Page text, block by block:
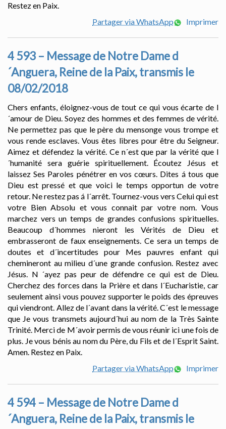
Restez en Paix.
Partager via WhatsApp
Imprimer
4 593 – Message de Notre Dame d
´Anguera, Reine de la Paix, transmis le
08/02/2018
Chers enfants, éloignez-vous de tout ce qui vous écarte de l
´amour de Dieu. Soyez des hommes et des femmes de vérité.
Ne permettez pas que le père du mensonge vous trompe et
vous rende esclaves. Vous êtes libres pour être du Seigneur.
Aimez et défendez la vérité. Ce n´est que par la vérité que l
´humanité sera guérie spirituellement. Écoutez Jésus et
laissez Ses Paroles pénétrer en vos cœurs. Dites á tous que
Dieu est pressé et que voici le temps opportun de votre
retour. Ne restez pas á l´arrêt. Tournez-vous vers Celui qui est
votre Bien Absolu et vous connait par votre nom. Vous
marchez vers un temps de grandes confusions spirituelles.
Beaucoup d´hommes nieront les Vérités de Dieu et
embrasseront de faux enseignements. Ce sera un temps de
doutes et d´incertitudes pour Mes pauvres enfant qui
chemineront au milieu d´une grande confusion. Restez avec
Jésus. N ´ayez pas peur de défendre ce qui est de Dieu.
Cherchez des forces dans la Prière et dans l´Eucharistie, car
seulement ainsi vous pouvez supporter le poids des épreuves
qui viendront. Allez de l´avant dans la vérité. C´est le message
que Je vous transmets aujourd´hui au nom de la Très Sainte
Trinité. Merci de M´avoir permis de vous réunir ici une fois de
plus. Je vous bénis au nom du Père, du Fils et de l´Esprit Saint.
Amen. Restez en Paix.
Partager via WhatsApp
Imprimer
4 594 – Message de Notre Dame d
´Anguera, Reine de la Paix, transmis le